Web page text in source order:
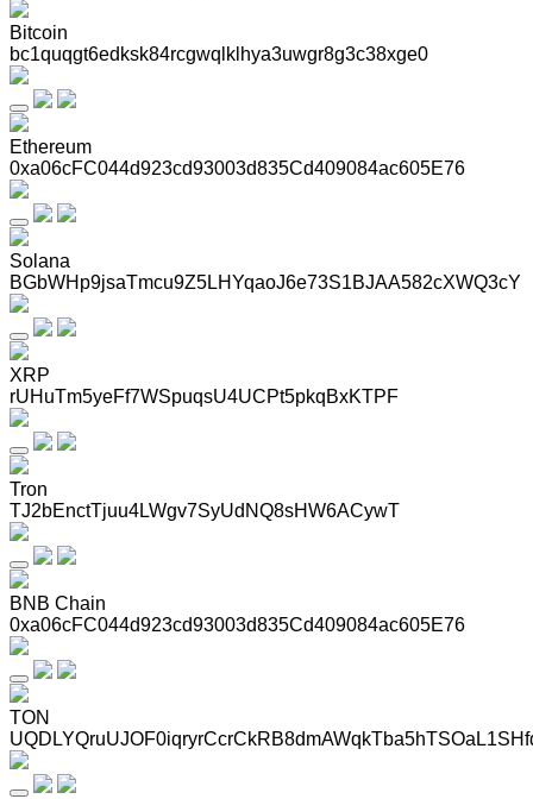
Bitcoin
bc1quqgt6edksk84rcgwqlklhya3uwgr8g3c38xge0
Ethereum
0xa06cFC044d923cd93003d835Cd409084ac605E76
Solana
BGbWHp9jsaTmcu9Z5LHYqaoJ6e73S1BJAA582cXWQ3cY
XRP
rUHuTm5yeFf7WSpuqsU4UCPt5pkqBxKTPF
Tron
TJ2bEnctTjuu4LWgv7SyUdNQ8sHW6ACywT
BNB Chain
0xa06cFC044d923cd93003d835Cd409084ac605E76
TON